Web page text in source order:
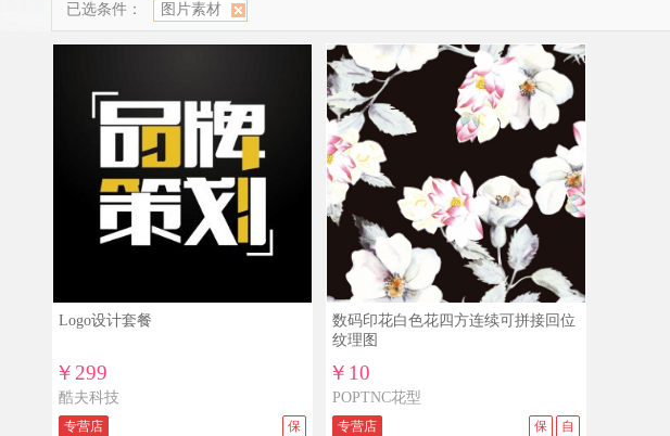
已选条件： 图片素材
Logo设计套餐
￥299
酷夫科技
专营店 保
数码印花白色花四方连续可拼接回位
纹理图
￥10
POPTNC花型
专营店 自
保